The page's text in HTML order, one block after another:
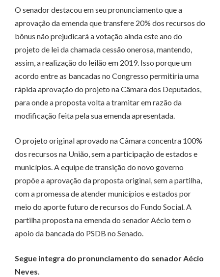
O senador destacou em seu pronunciamento que a
aprovação da emenda que transfere 20% dos recursos do
bônus não prejudicará a votação ainda este ano do
projeto de lei da chamada cessão onerosa, mantendo,
assim, a realização do leilão em 2019. Isso porque um
acordo entre as bancadas no Congresso permitiria uma
rápida aprovação do projeto na Câmara dos Deputados,
para onde a proposta volta a tramitar em razão da
modificação feita pela sua emenda apresentada.
O projeto original aprovado na Câmara concentra 100%
dos recursos na União, sem a participação de estados e
municípios. A equipe de transição do novo governo
propõe a aprovação da proposta original, sem a partilha,
com a promessa de atender municípios e estados por
meio do aporte futuro de recursos do Fundo Social. A
partilha proposta na emenda do senador Aécio tem o
apoio da bancada do PSDB no Senado.
Segue integra do pronunciamento do senador Aécio
Neves.